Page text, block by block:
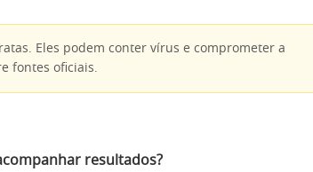
Eles podem conter vírus e comprometer a
fontes oficiais.
resultados?